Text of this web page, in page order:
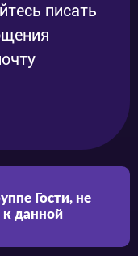
писать
Гости, не
к данной